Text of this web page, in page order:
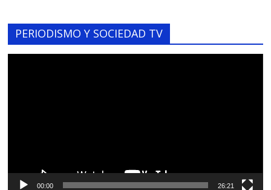
PERIODISMO Y SOCIEDAD TV
00:00 26:21